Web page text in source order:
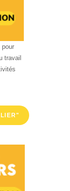
pour
travail